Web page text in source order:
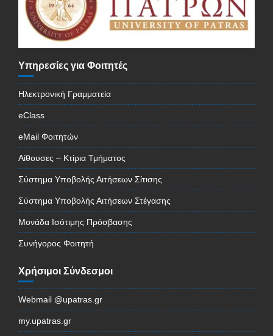
Υπηρεσίες για Φοιτητές
Ηλεκτρονική Γραμματεία
eClass
eMail Φοιτητών
Αίθουσες – Κτίρια Τμήματος
Σύστημα Υποβολής Αιτήσεων Σίτισης
Σύστημα Υποβολής Αιτήσεων Στέγασης
Μονάδα Ισότιμης Πρόσβασης
Συνήγορος Φοιτητή
Χρήσιμοι Σύνδεσμοι
Webmail @upatras.gr
my.upatras.gr